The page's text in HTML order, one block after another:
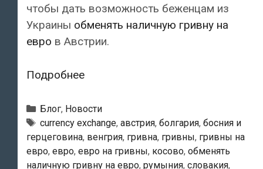
чтобы дать возможность беженцам из
Украины обменять наличную гривну на
евро в Австрии.
ПодробнееГде
могут
обменять
наличную
гривну
Рубрики
Блог, Новости
Тэги
currency exchange, австрия, болгария, босния и
герцеговина, венгрия, гривна, гривны, гривны на
евро, евро, евро на гривны, косово, обменять
наличную гривну на евро, румыния, словакия,